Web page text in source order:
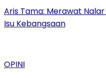
Aris Tama: Merawat
Isu Kebangsaan
OPINI